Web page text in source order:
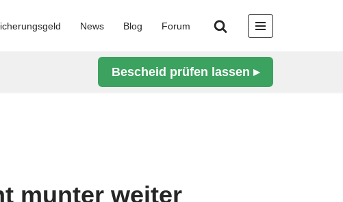
News Blog Forum
Bescheid prüfen lassen ▸
munter weiter